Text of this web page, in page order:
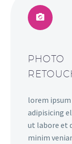
PHOTO
lorem
adipisicing
ut labore et
minim